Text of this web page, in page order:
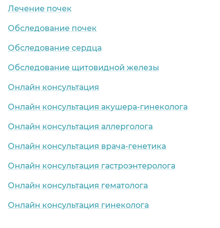
Лечение почек
Обследование почек
Обследование сердца
Обследование щитовидной железы
Онлайн консультация
Онлайн консультация акушера-гинеколога
Онлайн консультация аллерголога
Онлайн консультация врача-генетика
Онлайн консультация гастроэнтеролога
Онлайн консультация гематолога
Онлайн консультация гинеколога